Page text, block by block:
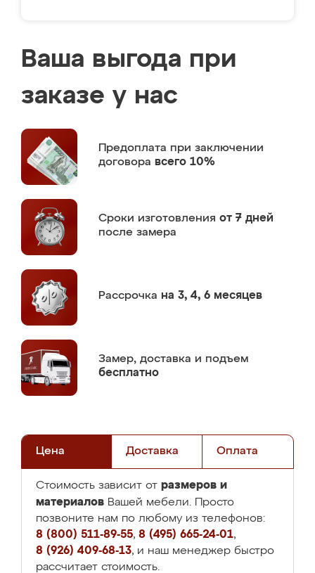
Ваша выгода при
заказе у нас
Предоплата при заключении
договора всего 10%
Сроки изготовления от 7 дней
после замера
Рассрочка на 3, 4, 6 месяцев
Замер, доставка и подъем
бесплатно
Цена Доставка Оплата
Стоимость зависит от размеров и
материалов Вашей мебели. Просто
позвоните нам по любому из телефонов:
8 (800) 511-89-55, 8 (495) 665-24-01,
8 (926) 409-68-13, и наш менеджер быстро
рассчитает стоимость.